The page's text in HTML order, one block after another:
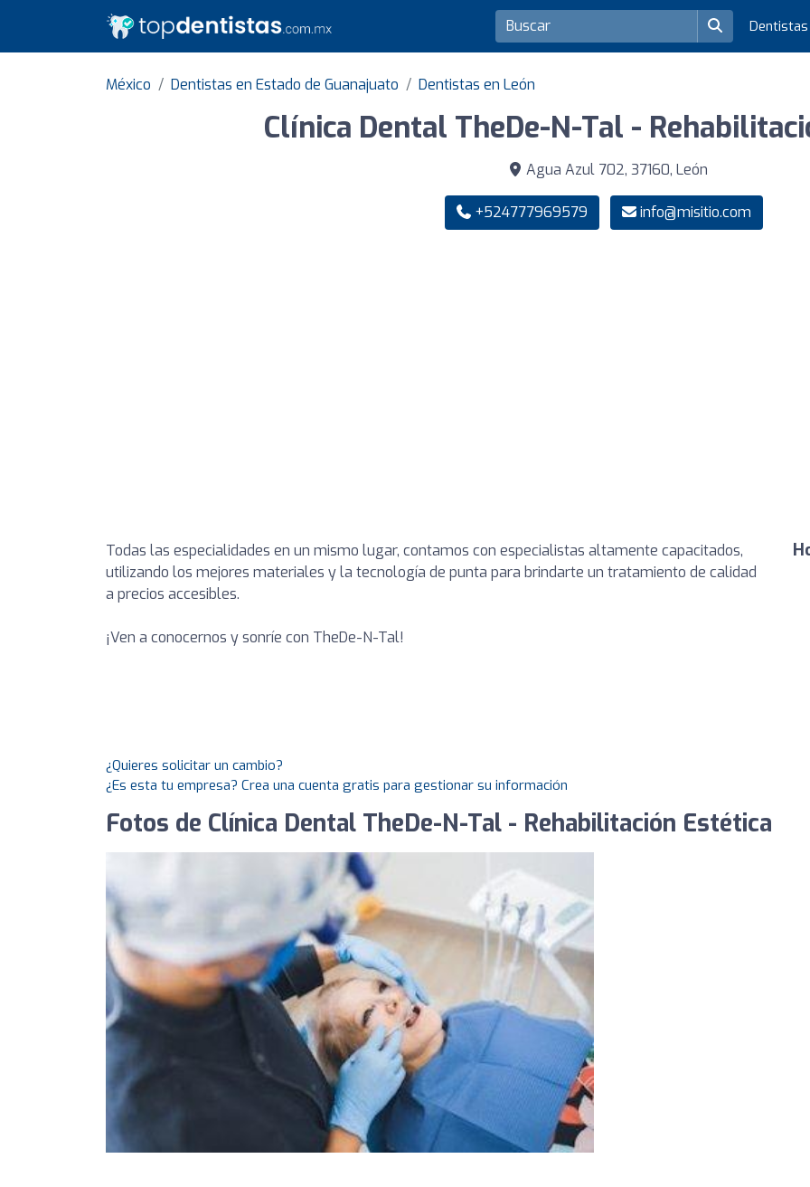
México Dentistas en Estado de Guanajuato Dentistas en León
Clínica Dental TheDe-N-Tal -
Agua Azul 702, 37160, León
+524777969579 info@misitio.com
Todas las especialidades en un mismo lugar, contamos con especialistas altamente capacitados,
utilizando los mejores materiales y la tecnología de punta para brindarte un tratamiento de calidad
a precios accesibles.
¡Ven a conocernos y sonríe con TheDe-N-Tal!
¿Quieres solicitar un cambio?
¿Es esta tu empresa? Crea una cuenta gratis para gestionar su información
Fotos de Clínica Dental TheDe-N-Tal - Rehabilitación Estética